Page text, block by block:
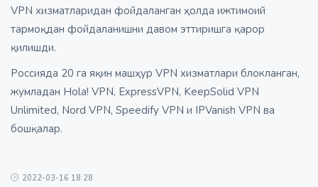
VPN хизматларидан фойдаланган ҳолда ижтимоий
тармоқдан фойдаланишни давом эттиришга қарор
қилишди.
Россияда 20 га яқин машҳур VPN хизматлари блокланган,
жумладан Hola! VPN, ExpressVPN, KeepSolid VPN
Unlimited, Nord VPN, Speedify VPN и IPVanish VPN ва
бошқалар.
2022-03-16 18:28